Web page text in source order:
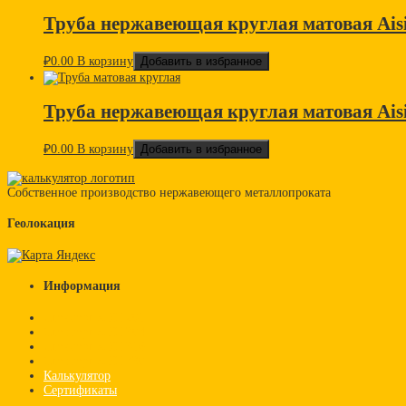
Труба нержавеющая круглая матовая
₽0.00 В корзину Добавить в избранное
Труба нержавеющая круглая матовая
₽0.00 В корзину Добавить в избранное
Собственное производство нержавеющего металлопроката
Геолокация
Информация
Калькулятор
Сертификаты